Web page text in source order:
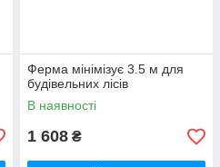
Ферма мінімізує 3.5 м для
будівельних лісів
В наявності
1 608 ₴